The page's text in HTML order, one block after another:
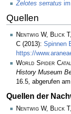
Zelotes serratus
Quellen
Nentwig W, Blick
C (2013): Spinnen
https://
World Spider
History Museum
16.5, abgerufen
Quellen der
Nentwig W, Blick